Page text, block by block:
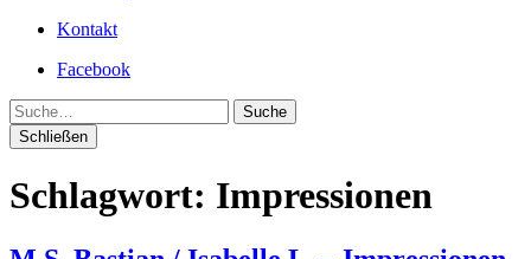
Kontakt
Facebook
Suche
Schließen
Schlagwort: Impressionen